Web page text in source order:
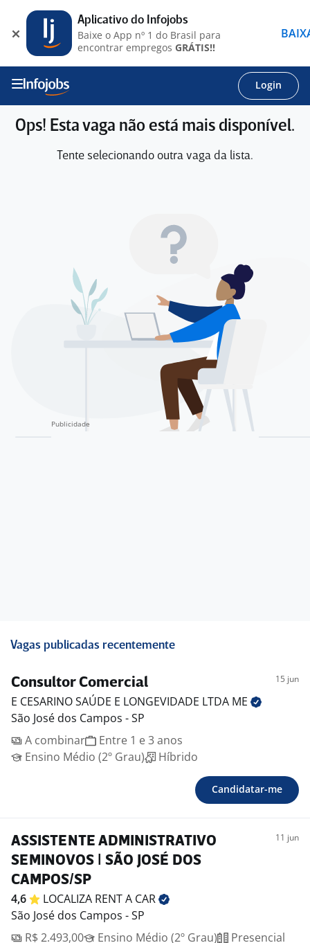
Login
Ops! Esta vaga não está mais disponível.
Tente selecionando outra vaga da lista.
Vagas publicadas recentemente
Consultor Comercial 15 jun
E CESARINO SAÚDE E LONGEVIDADE LTDA ME
São José dos Campos - SP
A combinar
Entre 1 e 3 anos
Ensino Médio (2º Grau)
Híbrido
Candidatar-me
ASSISTENTE ADMINISTRATIVO
SEMINOVOS | SÃO JOSÉ DOS
CAMPOS/SP
11 jun
4,6 LOCALIZA RENT A CAR
São José dos Campos - SP
R$ 2.493,00
Ensino Médio (2º Grau) Presencial
Aplicativo do Infojobs
Baixe o App nº 1 do Brasil para
encontrar empregos GRÁTIS!!